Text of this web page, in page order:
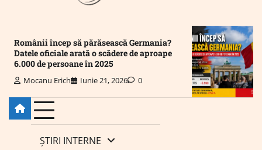
Românii încep să părăsească Germania?
Datele oficiale arată o scădere de aproape
6.000 de persoane în 2025
Mocanu Erich Iunie 21, 2026 0
ȘTIRI INTERNE